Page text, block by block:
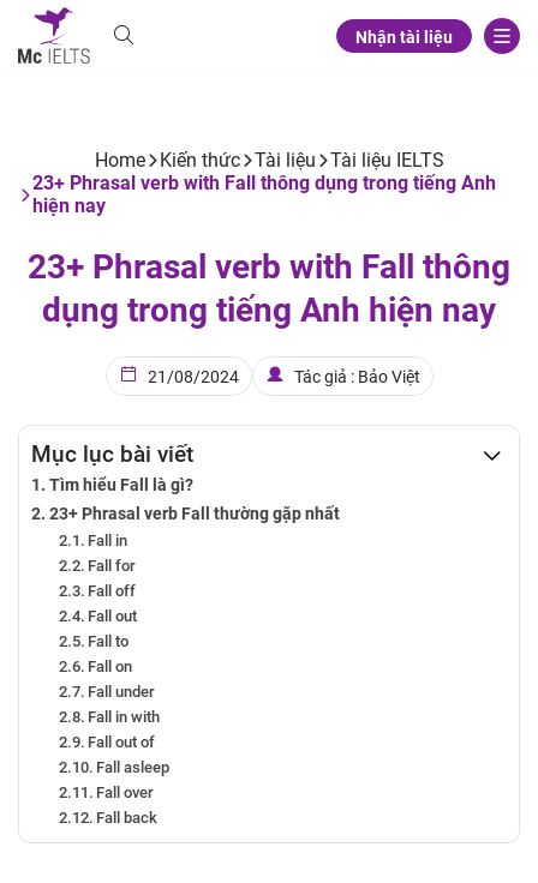
Nhận tài liệu
Home Kiến thức Tài liệu
Tài liệu IELTS
23+ Phrasal verb with Fall thông dụng trong tiếng Anh
hiện nay
23+ Phrasal verb with Fall thông
dụng trong tiếng Anh hiện nay
21/08/2024 Tác giả : Bảo Việt
Mục lục bài viết
Tìm hiểu Fall là gì?
23+ Phrasal verb Fall thường gặp nhất
Fall in
Fall for
Fall off
Fall out
Fall to
Fall on
Fall under
Fall in with
Fall out of
Fall asleep
Fall over
Fall back
Fall apart